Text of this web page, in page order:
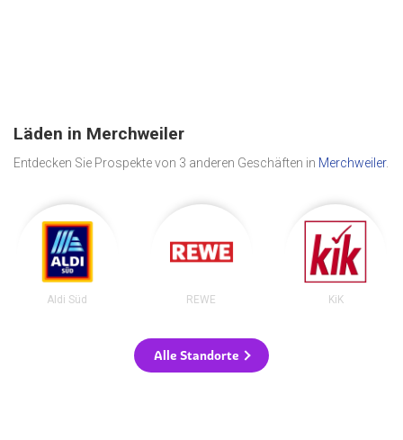
Läden in Merchweiler
Entdecken Sie Prospekte von 3 anderen Geschäften in Merchweiler.
Aldi Süd REWE KiK
Alle Standorte